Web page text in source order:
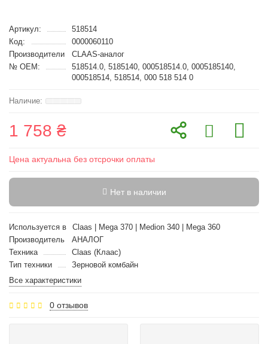
Артикул:
518514
Код:
0000060110
Производители
CLAAS-аналог
№ OEM:
518514.0, 5185140, 000518514.0, 0005185140,
000518514, 518514, 000 518 514 0
1 758 ₴
Цена актуальна без отсрочки оплаты
Нет в наличии
Используется в
Claas | Mega 370 | Medion 340 | Mega 360
Производитель
АНАЛОГ
Техника
Claas (Клаас)
Тип техники
Зерновой комбайн
Все характеристики
0 отзывов